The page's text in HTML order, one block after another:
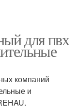
для пвх
компаний
и